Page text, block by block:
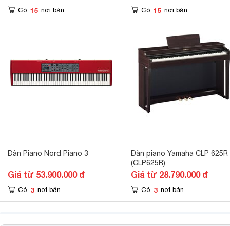
Có 15 nơi bán Có 15 nơi bán
Đàn Piano Nord Piano 3
Giá từ 53.900.000 đ
Có 3 nơi bán
Đàn piano Yamaha CLP 625R
(CLP625R)
Giá từ 28.790.000 đ
Có 3 nơi bán